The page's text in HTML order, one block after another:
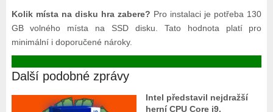
Kolik místa na disku hra zabere? Pro instalaci je potřeba 130
GB volného místa na SSD disku. Tato hodnota platí pro
minimální i doporučené nároky.
Další podobné zprávy
Intel představil nejdražší
herní CPU Core i9.